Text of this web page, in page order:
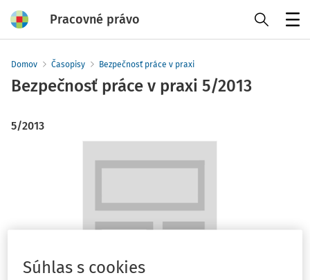
Pracovné právo
Domov Časopisy Bezpečnosť práce v praxi
Bezpečnosť práce v praxi 5/2013
5/2013
Súhlas s cookies